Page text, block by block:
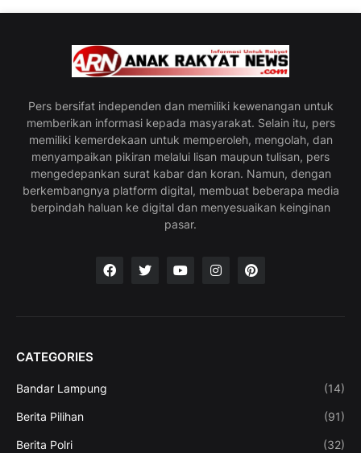
Pers bersifat independen dan memiliki kewenangan untuk
memberikan informasi kepada masyarakat. Selain itu, pers
memiliki kemerdekaan untuk memperoleh, mengolah, dan
menyampaikan pikiran melalui lisan maupun tulisan, pers
mengedepankan surat kabar dan koran. Namun, dengan
berkembangnya platform digital, membuat beberapa media
berpindah haluan ke digital dan menyesuaikan keinginan
pasar.
CATEGORIES
Bandar Lampung (14)
Berita Pilihan (91)
Berita Polri (32)